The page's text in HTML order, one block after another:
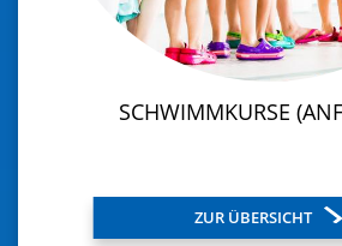
SCHWIMMKURSE
ZUR ÜBERSICHT